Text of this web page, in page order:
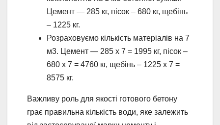
Цемент — 285 кг, пісок – 680 кг, щебінь
– 1225 кг.
Розраховуємо кількість матеріалів на 7
м3. Цемент — 285 х 7 = 1995 кг, пісок –
680 х 7 = 4760 кг, щебінь – 1225 х 7 =
8575 кг.
Важливу роль для якості готового бетону
грає правильна кількість води, яке залежить